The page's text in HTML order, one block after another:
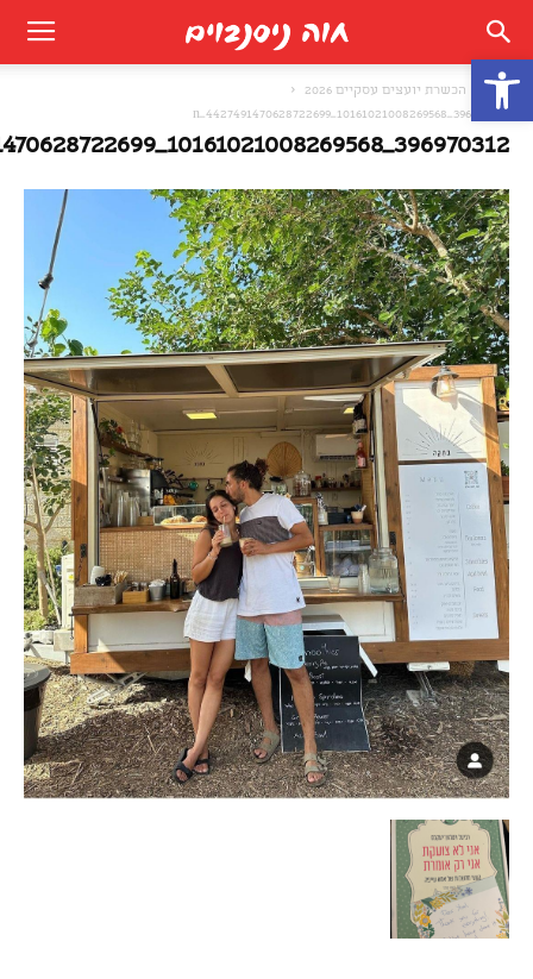
פתח סרגל נגישות
הכשרת יועצים עסקיים 2026
396970312_10161021008269568_4427491470628722699_n
396970312_10161021008269568_4427491470628722699_n